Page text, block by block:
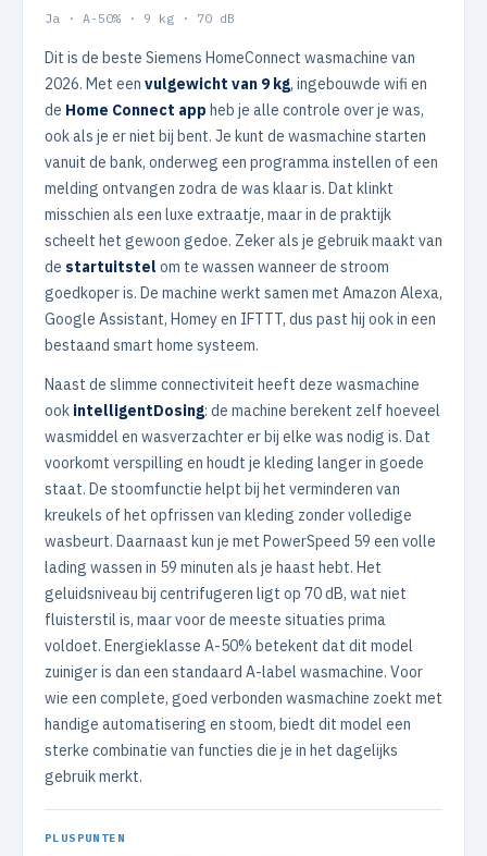
Ja · A-50% · 9 kg · 70 dB
Dit is de beste Siemens HomeConnect wasmachine van
2026. Met een vulgewicht van 9 kg, ingebouwde wifi en
de Home Connect app heb je alle controle over je was,
ook als je er niet bij bent. Je kunt de wasmachine starten
vanuit de bank, onderweg een programma instellen of een
melding ontvangen zodra de was klaar is. Dat klinkt
misschien als een luxe extraatje, maar in de praktijk
scheelt het gewoon gedoe. Zeker als je gebruik maakt van
de startuitstel om te wassen wanneer de stroom
goedkoper is. De machine werkt samen met Amazon Alexa,
Google Assistant, Homey en IFTTT, dus past hij ook in een
bestaand smart home systeem.
Naast de slimme connectiviteit heeft deze wasmachine
ook intelligentDosing: de machine berekent zelf hoeveel
wasmiddel en wasverzachter er bij elke was nodig is. Dat
voorkomt verspilling en houdt je kleding langer in goede
staat. De stoomfunctie helpt bij het verminderen van
kreukels of het opfrissen van kleding zonder volledige
wasbeurt. Daarnaast kun je met PowerSpeed 59 een volle
lading wassen in 59 minuten als je haast hebt. Het
geluidsniveau bij centrifugeren ligt op 70 dB, wat niet
fluisterstil is, maar voor de meeste situaties prima
voldoet. Energieklasse A-50% betekent dat dit model
zuiniger is dan een standaard A-label wasmachine. Voor
wie een complete, goed verbonden wasmachine zoekt met
handige automatisering en stoom, biedt dit model een
sterke combinatie van functies die je in het dagelijks
gebruik merkt.
PLUSPUNTEN